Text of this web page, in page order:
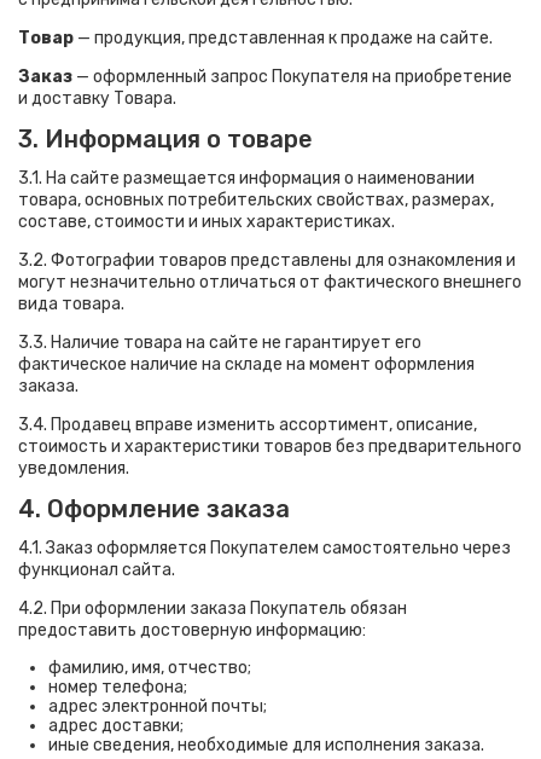
Товар — продукция, представленная к продаже на сайте.
Заказ — оформленный запрос Покупателя на приобретение
и доставку Товара.
3. Информация о товаре
3.1. На сайте размещается информация о наименовании
товара, основных потребительских свойствах, размерах,
составе, стоимости и иных характеристиках.
3.2. Фотографии товаров представлены для ознакомления и
могут незначительно отличаться от фактического внешнего
вида товара.
3.3. Наличие товара на сайте не гарантирует его
фактическое наличие на складе на момент оформления
заказа.
3.4. Продавец вправе изменить ассортимент, описание,
стоимость и характеристики товаров без предварительного
уведомления.
4. Оформление заказа
4.1. Заказ оформляется Покупателем самостоятельно через
функционал сайта.
4.2. При оформлении заказа Покупатель обязан
предоставить достоверную информацию:
фамилию, имя, отчество;
номер телефона;
адрес электронной почты;
адрес доставки;
иные сведения, необходимые для исполнения заказа.